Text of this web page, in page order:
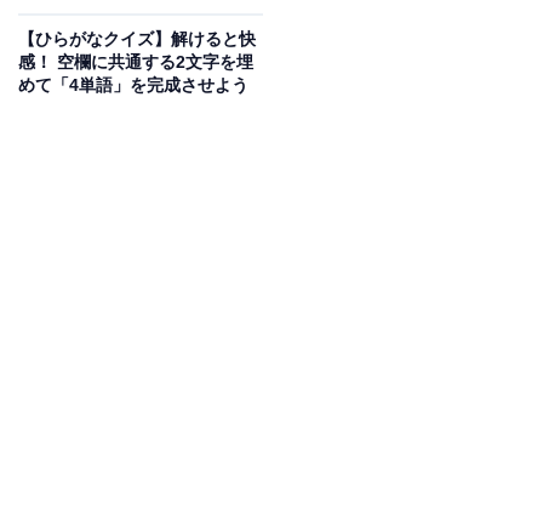
【ひらがなクイズ】解けると快
感！ 空欄に共通する2文字を埋
めて「4単語」を完成させよう